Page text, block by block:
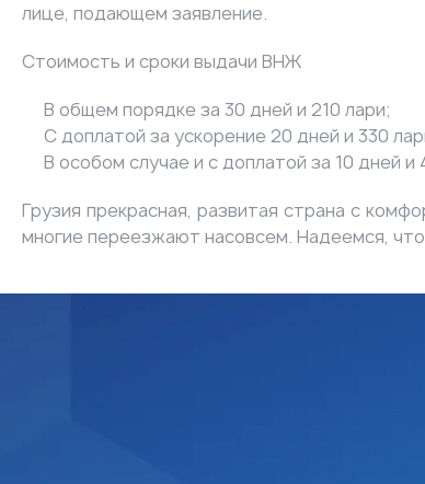
лице, подающем заявление.
Стоимость и сроки выдачи ВНЖ
В общем порядке за 30 дней и 210 лари;
С доплатой за ускорение 20 дней и 330
В особом случае и с доплатой за 10 дней и
Грузия прекрасная, развитая страна с
многие переезжают насовсем. Надеемся,